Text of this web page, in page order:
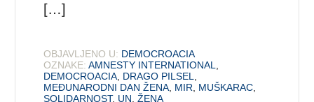
[…]
OBJAVLJENO U: DEMOCROACIA
OZNAKE: AMNESTY INTERNATIONAL
DEMOCROACIA DRAGO PILSEL
MEĐUNARODNI DAN ŽENA MIR MUŠKARAC
SOLIDARNOST, UN ,ŽENA